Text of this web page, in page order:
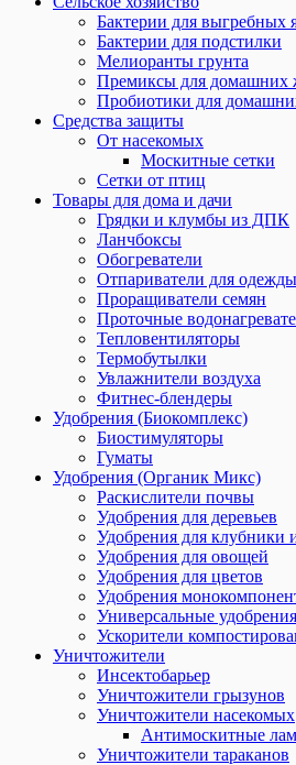
Бактерии для выгребных
Бактерии для подстилки
Мелиоранты грунта
Премиксы для домашних
Пробиотики для
Средства защиты
От насекомых
Москитные сетки
Сетки от птиц
Товары для дома и дачи
Грядки и клумбы из ДПК
Ланчбоксы
Обогреватели
Отпариватели для одежды
Проращиватели семян
Проточные
Тепловентиляторы
Термобутылки
Увлажнители воздуха
Фитнес-блендеры
Удобрения (Биокомплекс)
Биостимуляторы
Гуматы
Удобрения (Органик Микс)
Раскислители почвы
Удобрения для деревьев
Удобрения для клубники
Удобрения для овощей
Удобрения для цветов
Удобрения
Универсальные удобрения
Ускорители
Уничтожители
Инсектобарьер
Уничтожители грызунов
Уничтожители насекомых
Антимоскитные
Уничтожители тараканов